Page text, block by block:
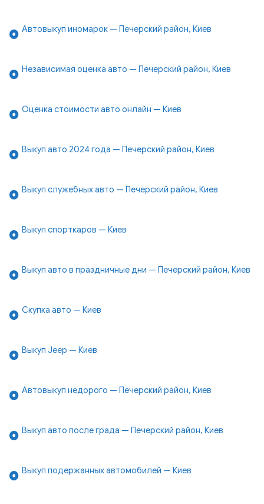
Автовыкуп иномарок — Печерский район, Киев
Независимая оценка авто — Печерский район, Киев
Оценка стоимости авто онлайн — Киев
Выкуп авто 2024 года — Печерский район, Киев
Выкуп служебных авто — Печерский район, Киев
Выкуп спорткаров — Киев
Выкуп авто в праздничные дни — Печерский район, Киев
Скупка авто — Киев
Выкуп Jeep — Киев
Автовыкуп недорого — Печерский район, Киев
Выкуп авто после града — Печерский район, Киев
Выкуп подержанных автомобилей — Киев